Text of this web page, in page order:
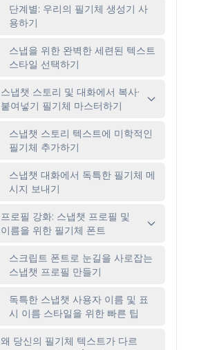
단계별: 우리의 필기체 생성기 사
용하기
스냅을 위한 완벽한 세련된 텍스트
스타일 선택하기
스냅챗 스토리 및 대화에서 복사·
붙여넣기 필기체 마스터하기
스냅챗 스토리 텍스트에 미학적인
필기체 추가하기
스냅챗 대화에서 독특한 필기체 메
시지 보내기
프로필 강화: 스냅챗 프로필 및
이름을 위한 필기체 폰트
스크립트 폰트로 눈길을 사로잡는
스냅챗 프로필 만들기
독특한 스냅챗 사용자 이름 및 표
시 이름 스타일을 위한 빠른 팁
왜 당신의 필기체 텍스트가 다르